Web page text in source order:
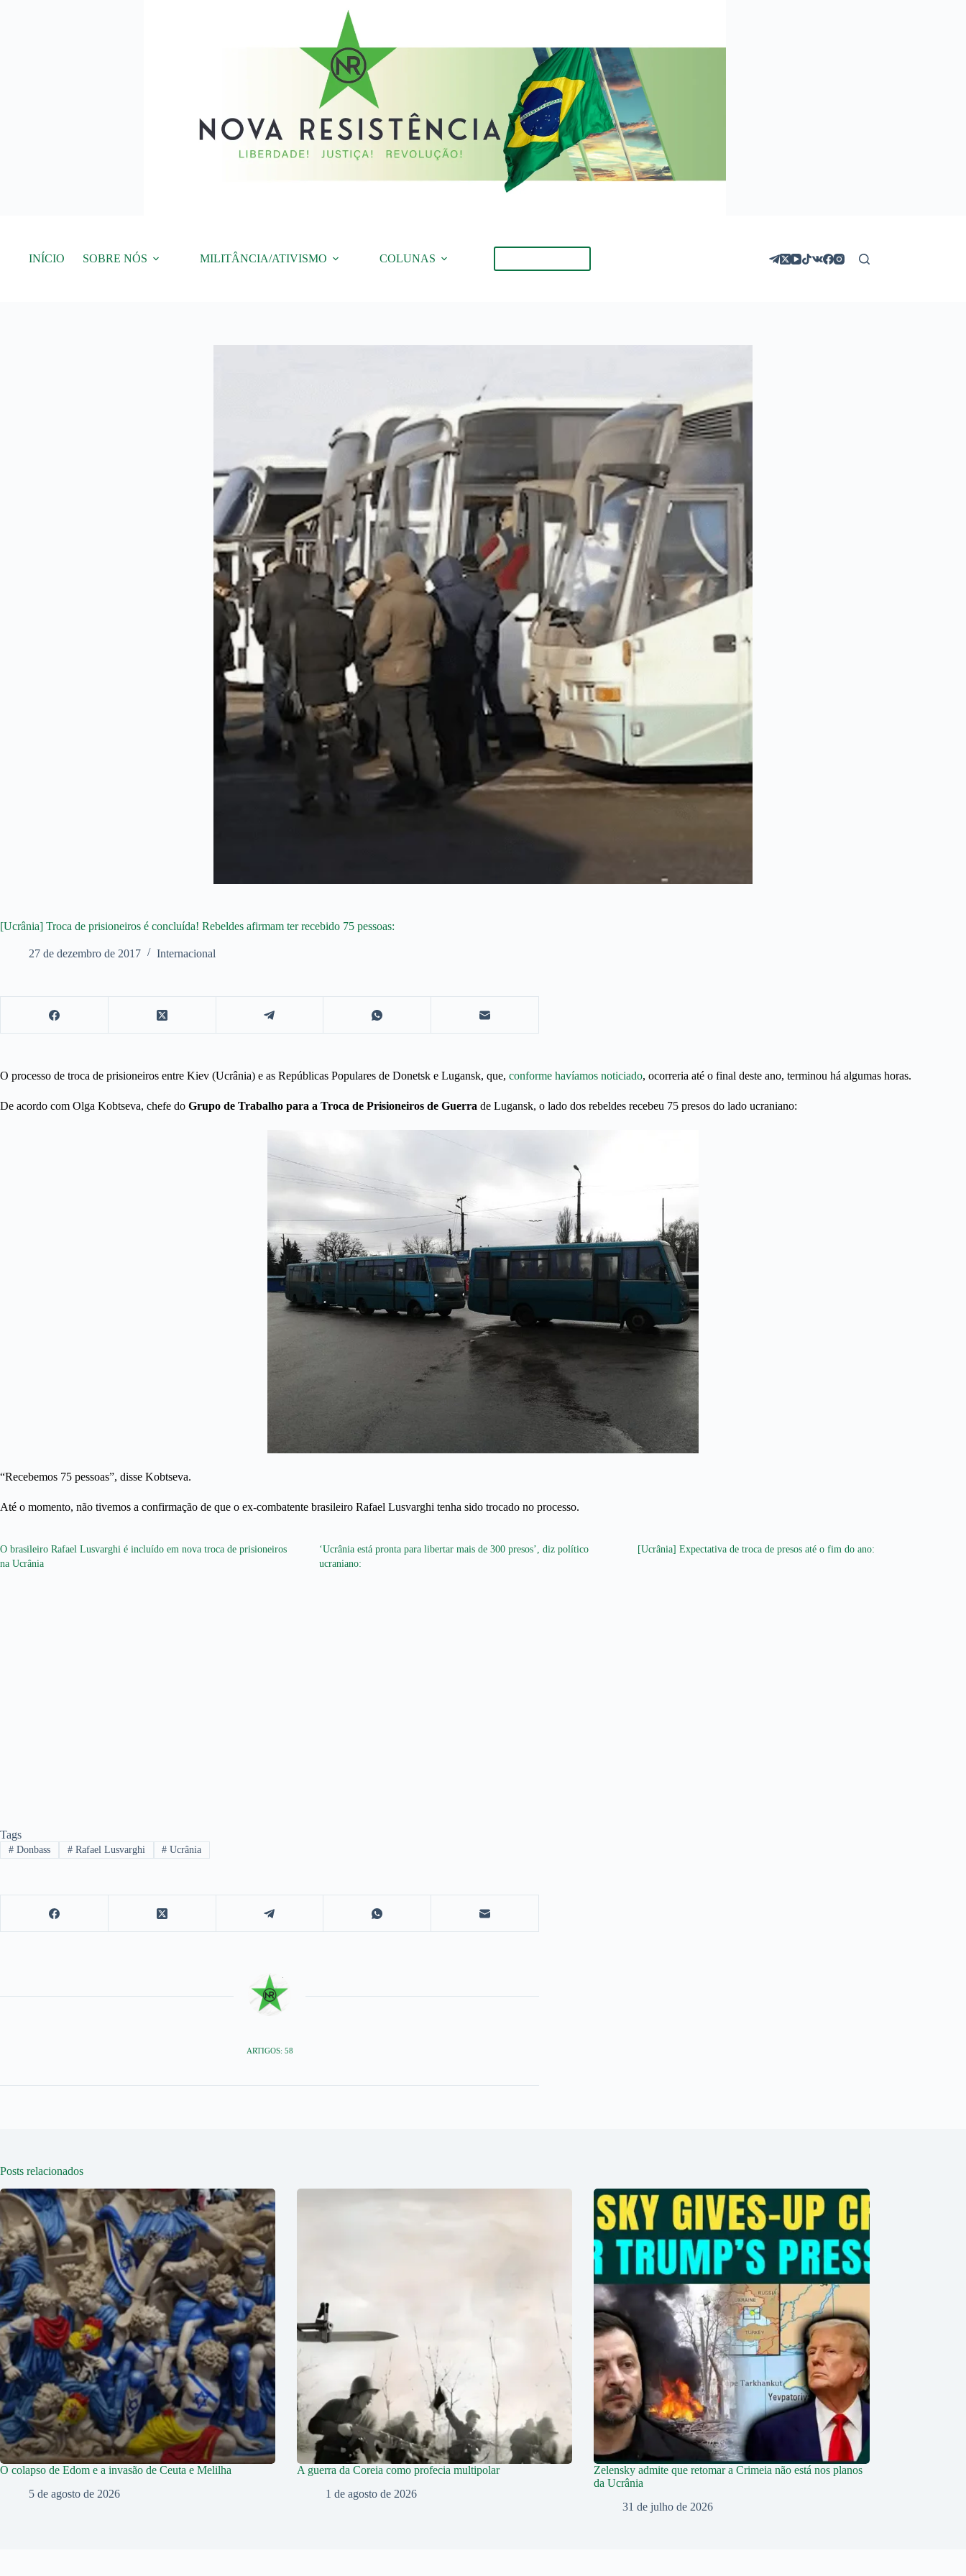
INÍCIO SOBRE NÓS MILITÂNCIA/ATIVISMO COLUNAS
[Ucrânia] Troca de prisioneiros é concluída! Rebeldes afirmam ter recebido 75 pessoas:
27 de dezembro de 2017 Internacional
O processo de troca de prisioneiros entre Kiev (Ucrânia) e as Repúblicas Populares de Donetsk e Lugansk, que, conforme havíamos noticiado, ocorreria até o final deste ano, terminou há algumas horas.
De acordo com Olga Kobtseva, chefe do Grupo de Trabalho para a Troca de Prisioneiros de Guerra de Lugansk, o lado dos rebeldes recebeu 75 presos do lado ucraniano:
“Recebemos 75 pessoas”, disse Kobtseva.
Até o momento, não tivemos a confirmação de que o ex-combatente brasileiro Rafael Lusvarghi tenha sido trocado no processo.
O brasileiro Rafael Lusvarghi é incluído em nova troca de prisioneiros
na Ucrânia
‘Ucrânia está pronta para libertar mais de 300 presos’, diz político
ucraniano:
[Ucrânia] Expectativa de troca de presos até o fim do ano:
Tags
#Donbass #Rafael Lusvarghi # Ucrânia
ARTIGOS: 58
Posts relacionados
O colapso de Edom e a invasão de Ceuta e Melilha
5 de agosto de 2026
A guerra da Coreia como profecia multipolar
1 de agosto de 2026
Zelensky admite que retomar a Crimeia não está nos planos
da Ucrânia
31 de julho de 2026